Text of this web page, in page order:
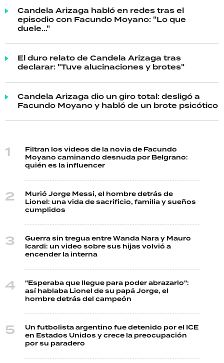
Candela Arizaga habló en redes tras el
episodio con Facundo Moyano: "Lo que
duele..."
El duro relato de Candela Arizaga tras
declarar: "Tuve alucinaciones y brotes"
Candela Arizaga dio un giro total: desligó a
Facundo Moyano y habló de un brote psicótico
Filtran los videos de la novia de Facundo
Moyano caminando desnuda por Belgrano:
quién es la influencer
Murió Jorge Messi, el hombre detrás de
Lionel: una vida de sacrificio, familia y sueños
cumplidos
Guerra sin tregua entre Wanda Nara y Mauro
Icardi: un video sobre sus hijas volvió a
encender la interna
"Esperaba que llegue para poder abrazarlo":
así hablaba Lionel de su papá Jorge, el
hombre detrás del campeón
Un futbolista argentino fue detenido por el ICE
en Estados Unidos y crece la preocupación
por su paradero